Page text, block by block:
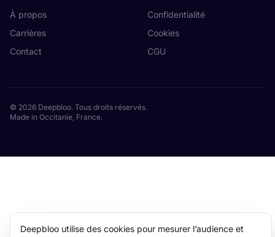
À propos
Carrières
Contact
Confidentialité
Cookies
CGU
© 2026 Deepbloo. Tous droits réservés.
Made in Occitanie, France.
Deepbloo utilise des cookies pour mesurer l’audience et